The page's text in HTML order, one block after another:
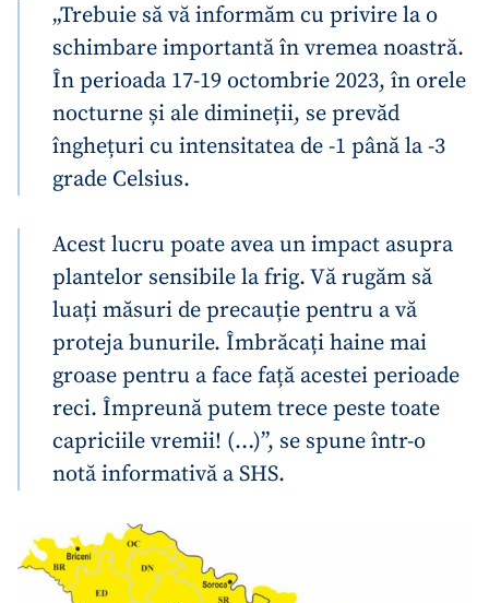
„Trebuie să vă informăm cu privire la o
schimbare importantă în vremea noastră.
În perioada 17-19 octombrie 2023, în orele
nocturne și ale dimineții, se prevăd
înghețuri cu intensitatea de -1 până la -3
grade Celsius.
Acest lucru poate avea un impact asupra
plantelor sensibile la frig. Vă rugăm să
luați măsuri de precauție pentru a vă
proteja bunurile. Îmbrăcați haine mai
groase pentru a face față acestei perioade
reci. Împreună putem trece peste toate
capriciile vremii! (…)”, se spune într-o
notă informativă a SHS.